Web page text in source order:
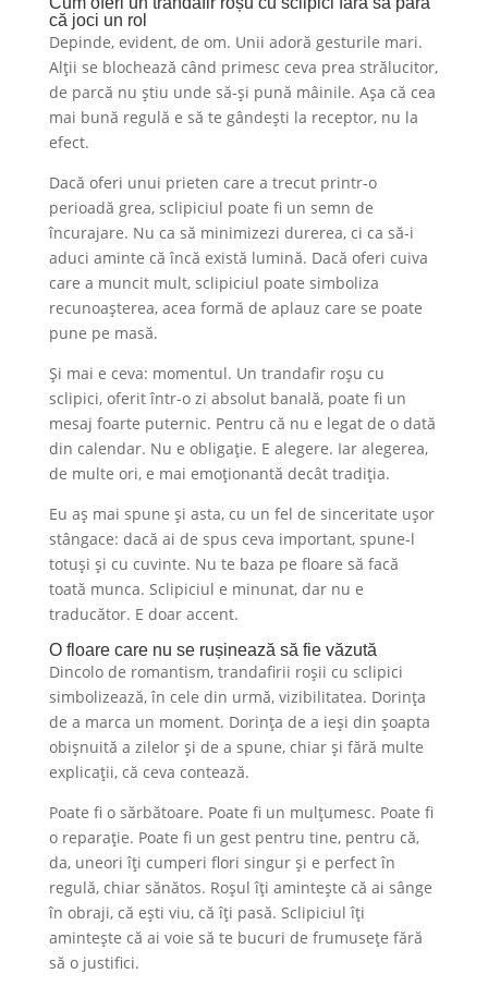
că joci un rol
Depinde, evident, de om. Unii adoră gesturile mari.
Alții se blochează când primesc ceva prea strălucitor,
de parcă nu știu unde să-și pună mâinile. Așa că cea
mai bună regulă e să te gândești la receptor, nu la
efect.
Dacă oferi unui prieten care a trecut printr-o
perioadă grea, sclipiciul poate fi un semn de
încurajare. Nu ca să minimizezi durerea, ci ca să-i
aduci aminte că încă există lumină. Dacă oferi cuiva
care a muncit mult, sclipiciul poate simboliza
recunoașterea, acea formă de aplauz care se poate
pune pe masă.
Și mai e ceva: momentul. Un trandafir roșu cu
sclipici, oferit într-o zi absolut banală, poate fi un
mesaj foarte puternic. Pentru că nu e legat de o dată
din calendar. Nu e obligație. E alegere. Iar alegerea,
de multe ori, e mai emoționantă decât tradiția.
Eu aș mai spune și asta, cu un fel de sinceritate ușor
stângace: dacă ai de spus ceva important, spune-l
totuși și cu cuvinte. Nu te baza pe floare să facă
toată munca. Sclipiciul e minunat, dar nu e
traducător. E doar accent.
O floare care nu se rușinează să fie văzută
Dincolo de romantism, trandafirii roșii cu sclipici
simbolizează, în cele din urmă, vizibilitatea. Dorința
de a marca un moment. Dorința de a ieși din șoapta
obișnuită a zilelor și de a spune, chiar și fără multe
explicații, că ceva contează.
Poate fi o sărbătoare. Poate fi un mulțumesc. Poate fi
o reparație. Poate fi un gest pentru tine, pentru că,
da, uneori îți cumperi flori singur și e perfect în
regulă, chiar sănătos. Roșul îți amintește că ai sânge
în obraji, că ești viu, că îți pasă. Sclipiciul îți
amintește că ai voie să te bucuri de frumusețe fără
să o justifici.